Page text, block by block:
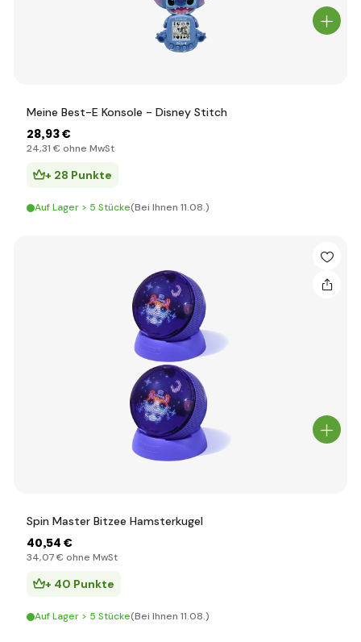
Meine Best-E Konsole - Disney Stitch
28,93 €
24,31 € ohne MwSt
+ 28 Punkte
Auf Lager > 5 Stücke(Bei Ihnen 11.08.)
Spin Master Bitzee Hamsterkugel
40,54 €
34,07 € ohne MwSt
+ 40 Punkte
Auf Lager > 5 Stücke(Bei Ihnen 11.08.)